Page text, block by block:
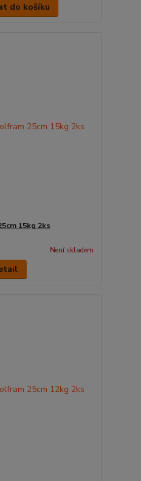
do košíku
15kg 2ks
Není skladem